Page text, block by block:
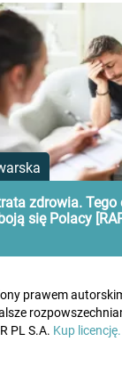
zdrowia. Tego
się Polacy
prawem
PL S.A. Kup licencję.